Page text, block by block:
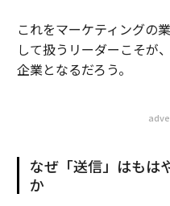
これをマーケティングの
して扱うリーダーこそが
企業となるだろう。
なぜ「送信」はもは
か